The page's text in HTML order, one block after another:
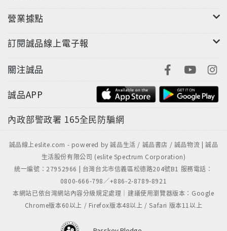
營業據點
訂閱誠品線上電子報
關注誠品
誠品APP
內政部警政署 165全民防騙網
誠品線上eslite.com - powered by 誠品生活 / 誠品書店 / 誠品物流 | 誠品
生活股份有限公司 (eslite Spectrum Corporation)
統一編號：27952966 | 台灣台北市信義區松德路204號B1 服務電話：
0800-666-798／+886-2-8789-8921
本網站已依台灣網站內容分級規定處理｜建議使用瀏覽器版本：Google
Chrome版本60以上 / Firefox版本48以上 / Safari 版本11以上